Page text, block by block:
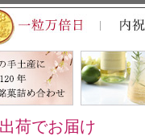
荷でお届け